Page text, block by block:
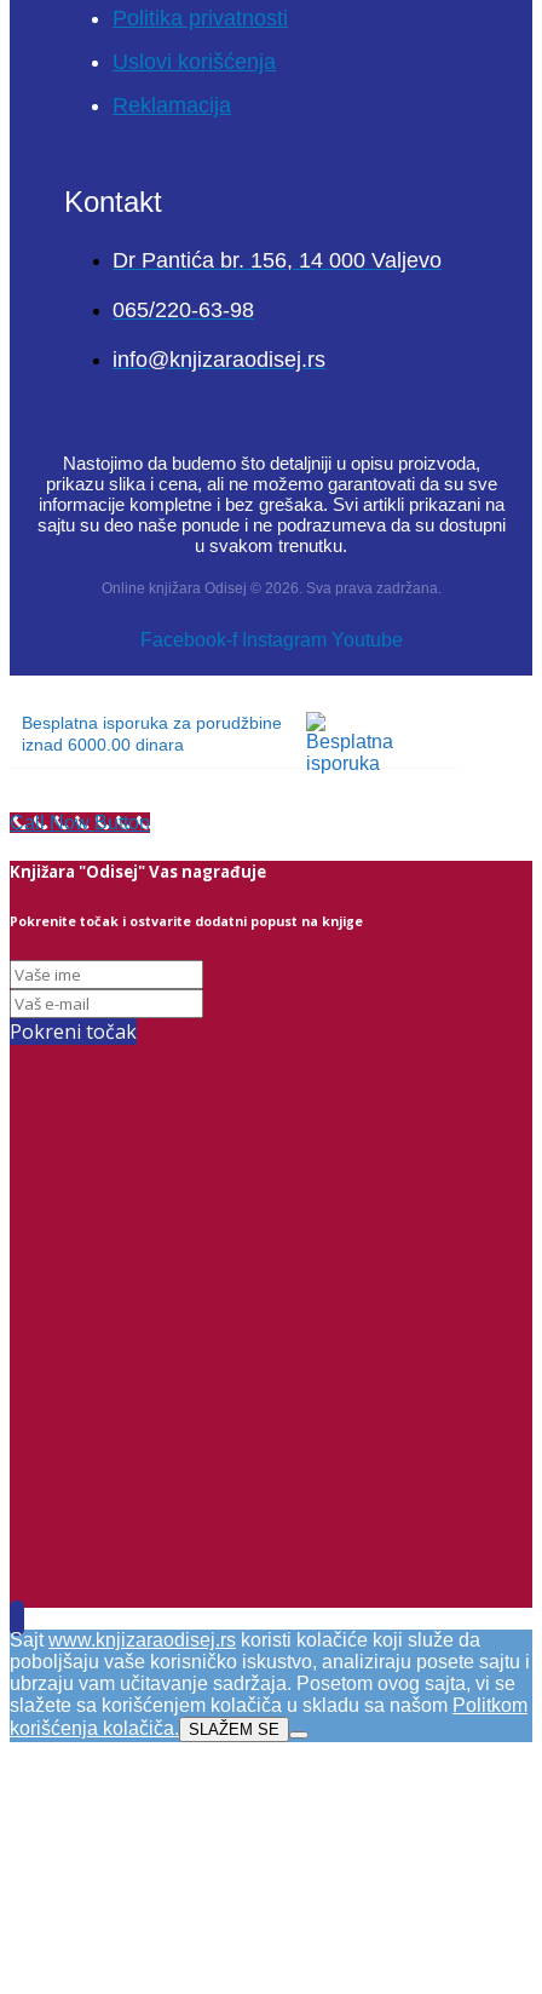
Politika privatnosti
Uslovi korišćenja
Reklamacija
Kontakt
Dr Pantića br. 156, 14 000 Valjevo
065/220-63-98
info@knjizaraodisej.rs
Nastojimo da budemo što detaljniji u opisu proizvoda,
prikazu slika i cena, ali ne možemo garantovati da su sve
informacije kompletne i bez grešaka. Svi artikli prikazani na
sajtu su deo naše ponude i ne podrazumeva da su dostupni
u svakom trenutku.
Online knjižara Odisej © 2026. Sva prava zadržana.
Facebook-f Instagram Youtube
Besplatna isporuka za porudžbine
iznad 6000.00 dinara
Call Now Button
Knjižara "Odisej" Vas nagrađuje
Pokrenite točak i ostvarite dodatni popust na knjige
Pokreni točak
Sajtwww.knjizaraodisej.rs koristi kolačiće koji služe da
poboljšaju vaše korisničko iskustvo, analiziraju posete sajtu i
ubrzaju vam učitavanje sadržaja. Posetom ovog sajta, vi se
slažete sa korišćenjem kolačiča u skladu sa našom Politkom
korišćenja kolačiča. SLAŽEM SE